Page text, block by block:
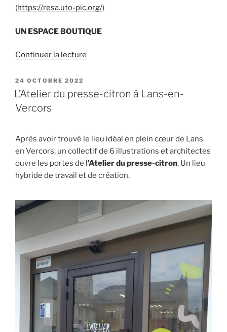
(https://resa.uto-pic.org/)
UN ESPACE BOUTIQUE
Continuer la lecture
la
du
presse-
citron
et
de
la
presse »
PUBLIÉ
LE
24 OCTOBRE 2022
L’Atelier du presse-citron à Lans-en-
Vercors
Après avoir trouvé le lieu idéal en plein cœur de Lans
en Vercors, un collectif de 6 illustrations et architectes
ouvre les portes de l’Atelier du presse-citron. Un lieu
hybride de travail et de création.